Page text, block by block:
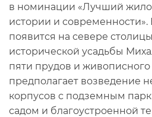
в номинации «Лучший
истории и
появится на севере
исторической усадьбы
пяти прудов и
предполагает возведение
корпусов с подземным
садом и благоустроенной